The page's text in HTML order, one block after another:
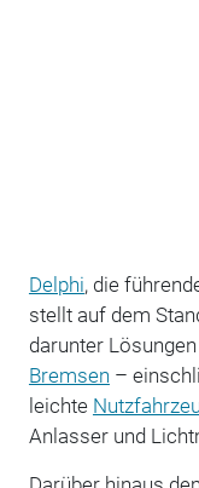
Delphi, die
stellt auf dem
darunter
Bremsen –
leichte
Anlasser und